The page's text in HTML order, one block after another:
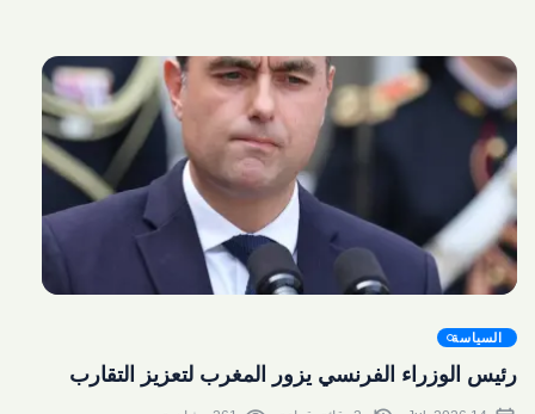
السياسة
رئيس الوزراء الفرنسي يزور المغرب لتعزيز التقارب